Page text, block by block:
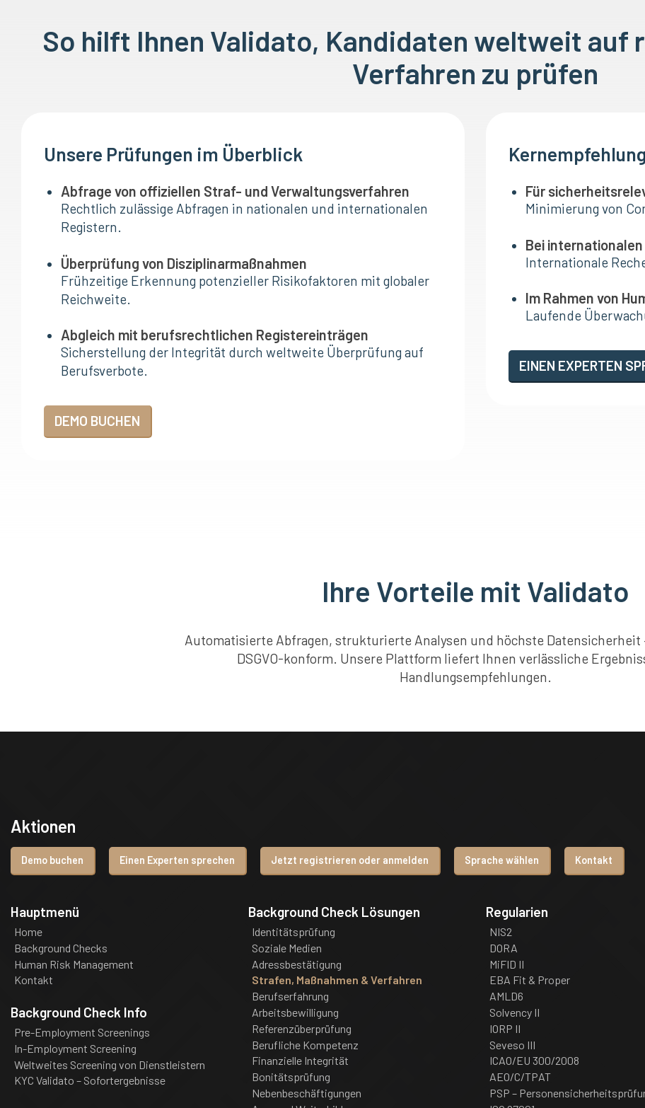
So hilft Ihnen Validato, Kandidaten weltweit auf
Verfahren zu prüfen
Unsere Prüfungen im Überblick
Abfrage von offiziellen Straf- und Verwaltungsverfahren
Rechtlich zulässige Abfragen in nationalen und internationalen
Registern.
Überprüfung von Disziplinarmaßnahmen
Frühzeitige Erkennung potenzieller Risikofaktoren mit globaler
Reichweite.
Abgleich mit berufsrechtlichen Registereinträgen
Sicherstellung der Integrität durch weltweite Überprüfung auf
Berufsverbote.
DEMO BUCHEN
Für
Minimierung von
Bei
Internationale
Im Rahmen von
Laufende
EINEN EXPERTEN
Ihre Vorteile mit Validato
Automatisierte Abfragen, strukturierte Analysen und höchste
DSGVO-konform. Unsere Plattform liefert Ihnen verlässliche
Handlungsempfehlungen.
Aktionen
Demo buchen Einen Experten sprechen Jetzt registrieren oder anmelden Sprache wählen Kontakt
Hauptmenü
Home
Background Checks
Human Risk Management
Kontakt
Background Check Info
Pre-Employment Screenings
In-Employment Screening
Weltweites Screening von Dienstleistern
KYC Validato – Sofortergebnisse
Background Check Lösungen
Identitätsprüfung
Soziale Medien
Adressbestätigung
Strafen, Maßnahmen & Verfahren
Berufserfahrung
Arbeitsbewilligung
Referenzüberprüfung
Berufliche Kompetenz
Finanzielle Integrität
Bonitätsprüfung
Nebenbeschäftigungen
Regularien
NIS2
DORA
MiFID II
EBA Fit & Proper
AMLD6
Solvency II
IORP II
Seveso III
ICAO/EU 300/2008
AEO/C/TPAT
PSP –